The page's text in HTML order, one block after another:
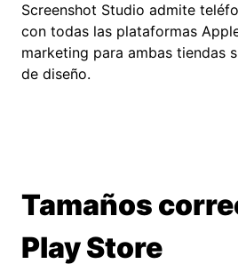
Screenshot Studio admite
con todas las plataformas
marketing para ambas tiendas
de diseño.
Tamaños
Play Store